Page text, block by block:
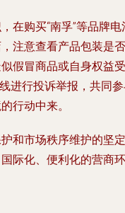
在购买“南孚”等品牌电
注意查看产品包装是否
假冒商品或自身权益受
进行投诉举报，共同
行动中来。
和市场秩序维护的坚定
际化、便利化的营商环